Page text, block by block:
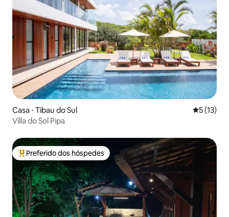
Casa ⋅ Tibau do Sul 5 de uma
5 (13)
Villa do Sol Pipa
Entre os melhores preferidos dos hóspedes
Preferido dos hóspedes